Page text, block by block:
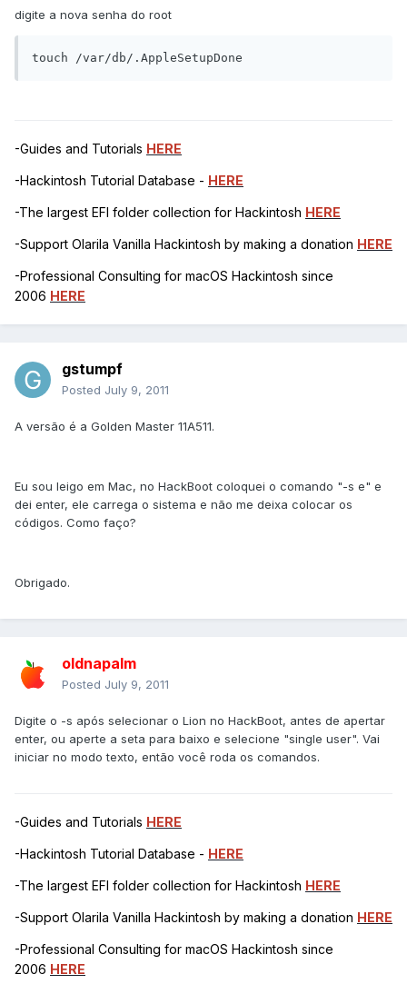
digite a nova senha do root
touch /var/db/.AppleSetupDone
-Guides and Tutorials HERE
-Hackintosh Tutorial Database - HERE
-The largest EFI folder collection for Hackintosh HERE
-Support Olarila Vanilla Hackintosh by making a donation HERE
-Professional Consulting for macOS Hackintosh since
2006 HERE
gstumpf
Posted July 9, 2011
A versão é a Golden Master 11A511.
Eu sou leigo em Mac, no HackBoot coloquei o comando "-s e" e
dei enter, ele carrega o sistema e não me deixa colocar os
códigos. Como faço?
Obrigado.
oldnapalm
Posted July 9, 2011
Digite o -s após selecionar o Lion no HackBoot, antes de apertar
enter, ou aperte a seta para baixo e selecione "single user". Vai
iniciar no modo texto, então você roda os comandos.
-Guides and Tutorials HERE
-Hackintosh Tutorial Database - HERE
-The largest EFI folder collection for Hackintosh HERE
-Support Olarila Vanilla Hackintosh by making a donation HERE
-Professional Consulting for macOS Hackintosh since
2006 HERE